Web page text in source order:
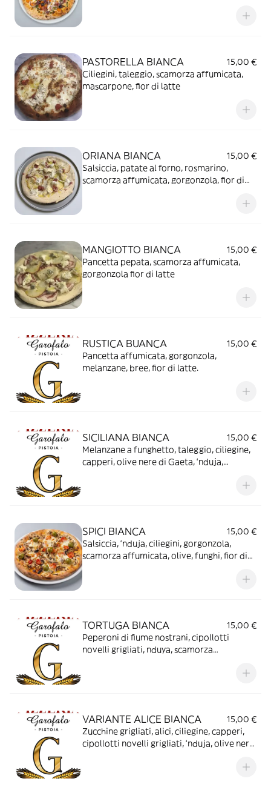
PASTORELLA BIANCA
15,00 €
Ciliegini, taleggio, scamorza affumicata,
mascarpone, fior di latte
ORIANA BIANCA
15,00 €
Salsiccia, patate al forno, rosmarino,
scamorza affumicata, gorgonzola, fior di
MANGIOTTO BIANCA
15,00 €
Pancetta pepata, scamorza affumicata,
gorgonzola fior di latte
RUSTICA BUANCA
15,00 €
Pancetta affumicata, gorgonzola,
melanzane, bree, fior di latte.
SICILIANA BIANCA
15,00 €
Melanzane a funghetto, taleggio, ciliegine,
capperi, olive nere di Gaeta, ‘nduja,
SPICI BIANCA
15,00 €
Salsiccia, ‘nduja, ciliegini, gorgonzola,
scamorza affumicata, olive, funghi, fior di
TORTUGA BIANCA
15,00 €
Peperoni di fiume nostrani, cipollotti
novelli grigliati, nduya, scamorza
VARIANTE ALICE BIANCA
15,00 €
Zucchine grigliati, alici, ciliegine, capperi,
cipollotti novelli grigliati, ‘nduja, olive nere